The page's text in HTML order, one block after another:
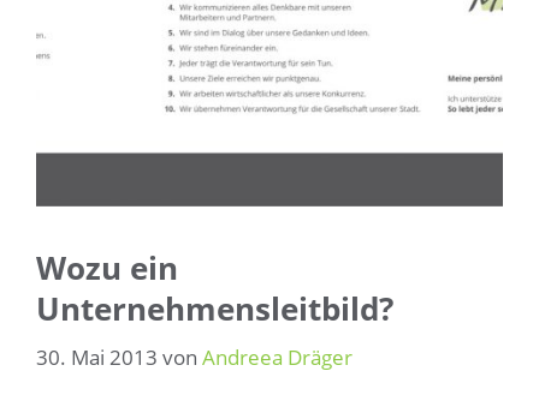
Wozu ein
Unternehmensleitbild?
30. Mai 2013 von Andreea Dräger